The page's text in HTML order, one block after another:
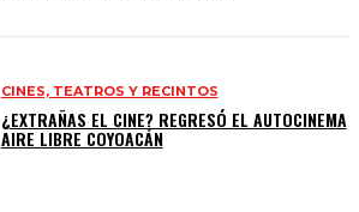
CINES, TEATROS Y RECINTOS
¿EXTRAÑAS EL CINE? REGRESÓ EL AUTOCINEMA
AIRE LIBRE COYOACÁN